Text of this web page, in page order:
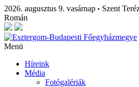
2026. augusztus 9. vasárnap • Szent
Román
Menü
Híreink
Média
Fotógalériák